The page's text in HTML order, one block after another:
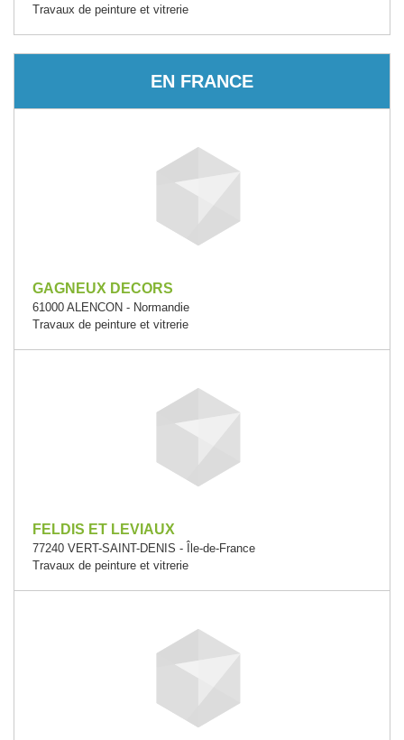
Travaux de peinture et vitrerie
EN FRANCE
GAGNEUX DECORS
61000 ALENCON - Normandie
Travaux de peinture et vitrerie
FELDIS ET LEVIAUX
77240 VERT-SAINT-DENIS - Île-de-France
Travaux de peinture et vitrerie